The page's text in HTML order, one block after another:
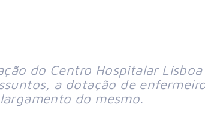
do Centro Hospitalar Lisboa
a dotação de
do mesmo.